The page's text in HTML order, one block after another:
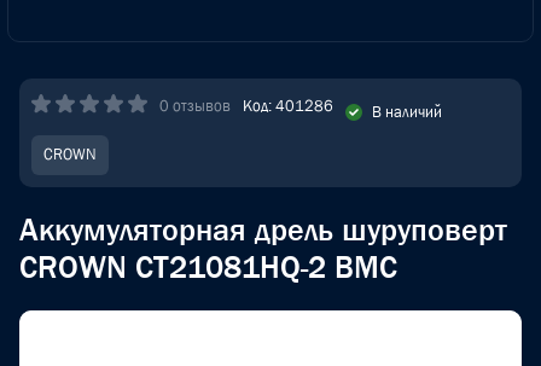
0 отзывов Код: 401286 В наличий
CROWN
Аккумуляторная дрель шуруповерт
CROWN CT21081HQ-2 BMC